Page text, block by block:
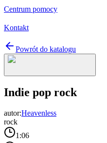
Centrum pomocy
Kontakt
Powrót do katalogu
Indie pop rock
autor:Heavenless
rock
1:06